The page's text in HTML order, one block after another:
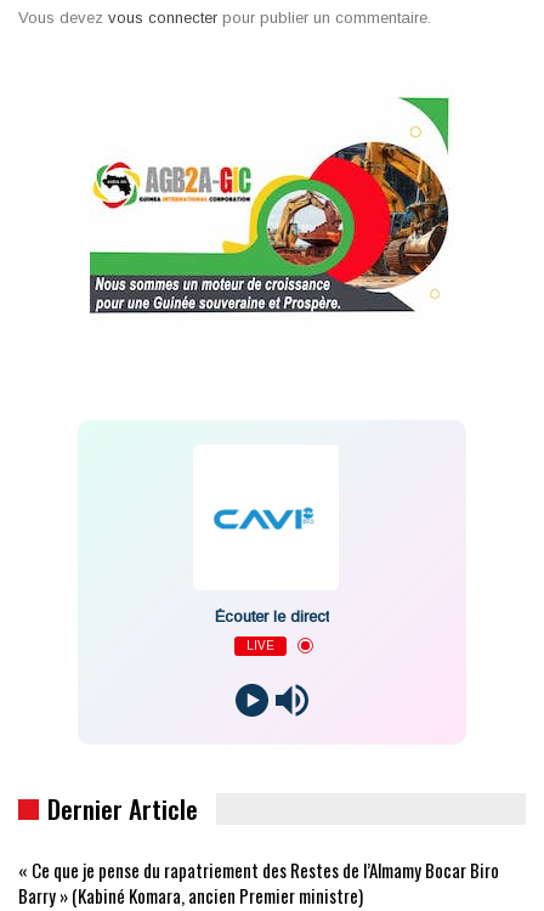
Vous devez vous connecter pour publier un commentaire.
Écouter le direct
LIVE
Dernier Article
« Ce que je pense du rapatriement des Restes de l’Almamy Bocar Biro
Barry » (Kabiné Komara, ancien Premier ministre)